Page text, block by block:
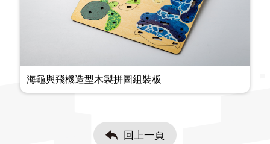
海龜與飛機造型木製拼圖組裝板
回上一頁